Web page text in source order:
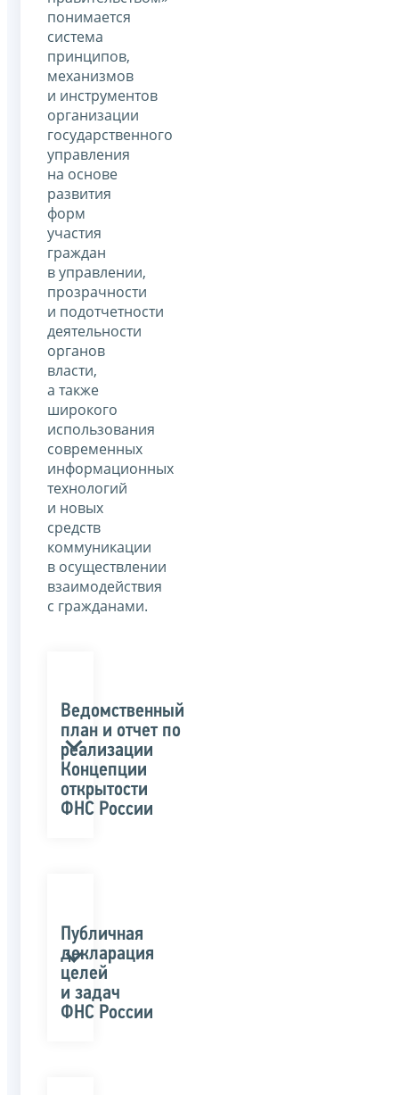
понимается
система
принципов,
механизмов
и инструментов
организации
государственного
управления
на основе
развития
форм
участия
граждан
в управлении,
прозрачности
и подотчетности
деятельности
органов
власти,
а также
широкого
использования
современных
информационных
технологий
и новых
средств
коммуникации
в осуществлении
взаимодействия
с гражданами.
Ведомственный
план и отчет по
реализации
Концепции
открытости
ФНС России
Публичная
декларация
целей
и задач
ФНС России